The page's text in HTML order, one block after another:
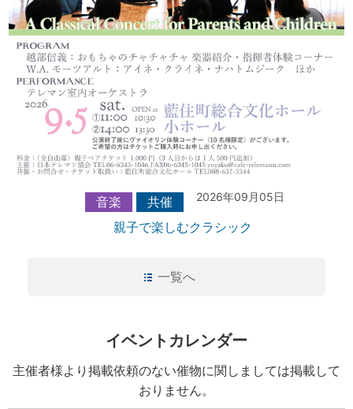
音楽 共催 2026年09月05日
親子で楽しむクラシック
一覧へ
イベントカレンダー
主催者様より掲載依頼のない催物に関しましては掲載して
おりません。